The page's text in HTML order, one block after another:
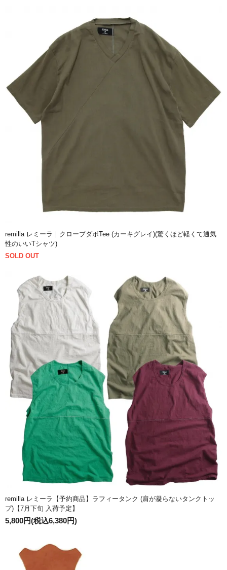
remilla レミーラ｜クロープダボTee (カーキグレイ)(驚くほど軽くて通気
性のいいTシャツ)
SOLD OUT
remilla レミーラ【予約商品】ラフィータンク (肩が凝らないタンクトッ
プ)【7月下旬 入荷予定】
5,800円(税込6,380円)